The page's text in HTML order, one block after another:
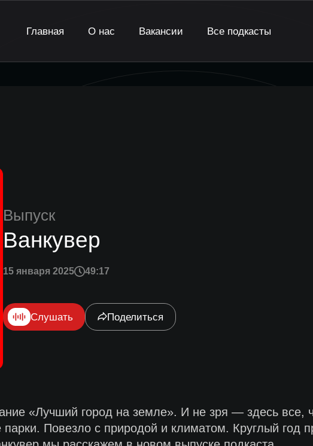
Главная О нас Вакансии Все подкасты
Выпуск
Ванкувер
15 января 2025 49:17
Слушать Поделиться
«Лучший город на земле». И не зря — здесь все,
Повезло с природой и климатом. Круглый год